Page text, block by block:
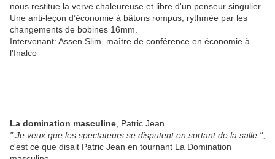
nous restitue la verve chaleureuse et libre d'un penseur singulier.
Une anti-leçon d’économie à bâtons rompus, rythmée par les
changements de bobines 16mm.
Intervenant: Assen Slim, maître de conférence en économie à
l'Inalco
La domination masculine , Patric Jean
" Je veux que les spectateurs se disputent en sortant de la salle ",
c'est ce que disait Patric Jean en tournant La Domination